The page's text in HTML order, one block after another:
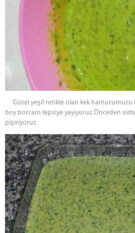
Güzel yeşil renkte olan kek hamurumuzu
boy borcam tepsiye yayıyoruz.Önceden
pişiriyoruz.